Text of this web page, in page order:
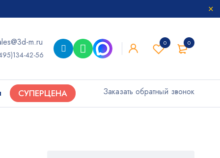
0
0
m.ru
42-56
СУПЕРЦЕНА Заказать обратный звонок